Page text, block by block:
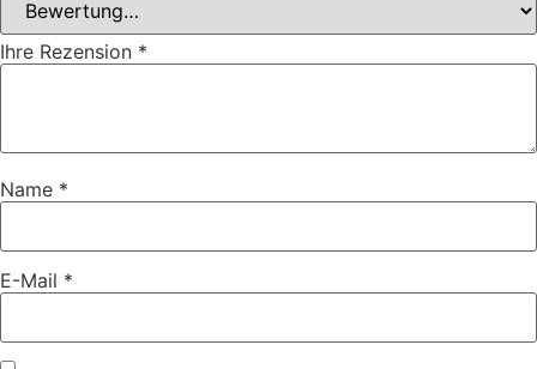
Ihre Rezension *
Name *
E-Mail *